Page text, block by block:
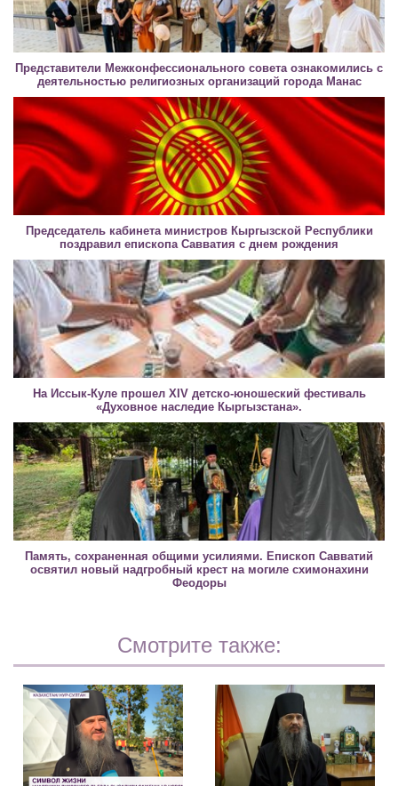
Представители Межконфессионального совета ознакомились с
деятельностью религиозных организаций города Манас
Председатель кабинета министров Кыргызской Республики
поздравил епископа Савватия с днем рождения
На Иссык-Куле прошел XIV детско-юношеский фестиваль
«Духовное наследие Кыргызстана».
Память, сохраненная общими усилиями. Епископ Савватий
освятил новый надгробный крест на могиле схимонахини
Феодоры
Смотрите также: